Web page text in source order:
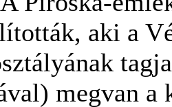
aki a
megvan a